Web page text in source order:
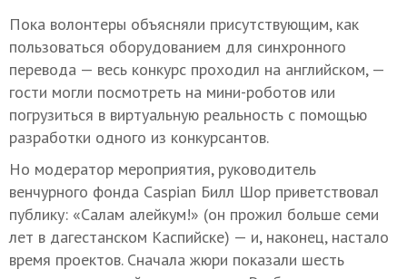
Пока волонтеры объясняли присутствующим, как
пользоваться оборудованием для синхронного
перевода — весь конкурс проходил на английском, —
гости могли посмотреть на мини-роботов или
погрузиться в виртуальную реальность с помощью
разработки одного из конкурсантов.
Но модератор мероприятия, руководитель
венчурного фонда Caspian Билл Шор приветствовал
публику: «Салам алейкум!» (он прожил больше семи
лет в дагестанском Каспийске) — и, наконец, настало
время проектов. Сначала жюри показали шесть